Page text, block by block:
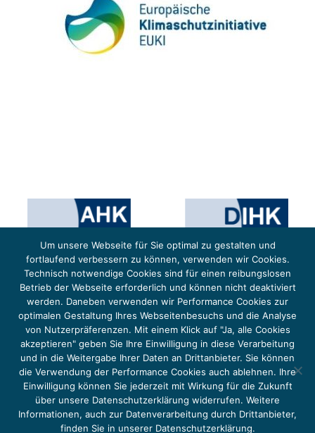
Das Projekt YOUNG ENERGY EUROPE wird gefördert durch die Europäische Klimaschutzinitiative (EUKI).
Die EUKI ist ein Förderinstrument des deutschen Bundesministeriums für Umwelt, Klimaschutz,
Naturschutz und nukleare Sicherheit (BMUKN). Übergeordnetes Ziel der EUKI ist eine Intensivierung des
grenzüberschreitenden Dialogs sowie des Wissens- und Erfahrungsaustauschs in der Europäischen Union,
um gemeinsam die Umsetzung des Paris Abkommens voranzutreiben.
Copyright 2026, Young Energy Europe
Um unsere Webseite für Sie optimal zu gestalten und
fortlaufend verbessern zu können, verwenden wir Cookies.
Technisch notwendige Cookies sind für einen reibungslosen
Betrieb der Webseite erforderlich und können nicht deaktiviert
werden. Daneben verwenden wir Performance Cookies zur
optimalen Gestaltung Ihres Webseitenbesuchs und die Analyse
von Nutzerpräferenzen. Mit einem Klick auf "Ja, alle Cookies
akzeptieren" geben Sie Ihre Einwilligung in diese Verarbeitung
und in die Weitergabe Ihrer Daten an Drittanbieter. Sie können
die Verwendung der Performance Cookies auch ablehnen. Ihre
Einwilligung können Sie jederzeit mit Wirkung für die Zukunft
über unsere Datenschutzerklärung widerrufen. Weitere
Informationen, auch zur Datenverarbeitung durch Drittanbieter,
finden Sie in unserer Datenschutzerklärung.